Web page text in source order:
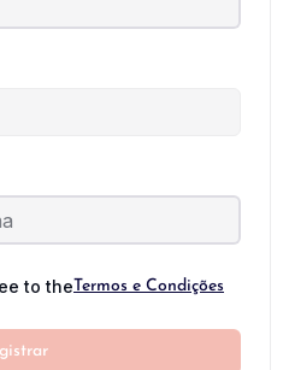
to theTermos e Condições